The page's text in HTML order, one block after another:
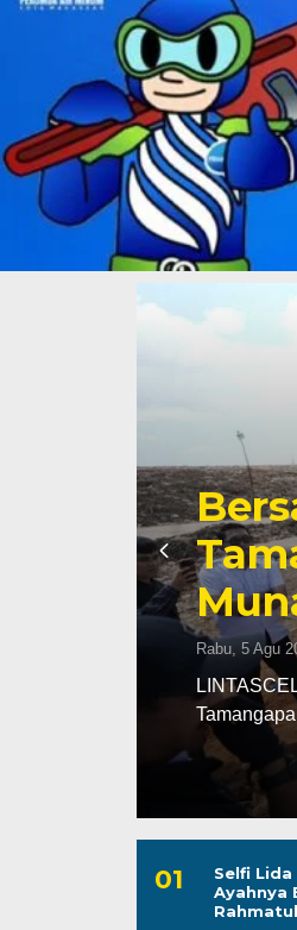
Rabu, 5 Agu
Makassar
Selfi
Ayahnya